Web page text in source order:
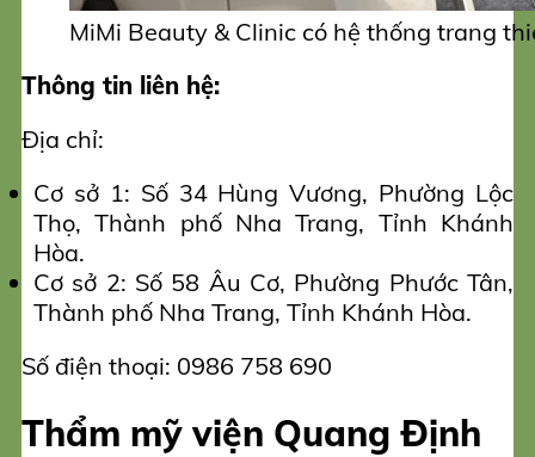
MiMi Beauty & Clinic có hệ thống trang
Thông tin liên hệ:
Địa chỉ:
Cơ sở 1: Số 34 Hùng Vương, Phường Lộc
Thọ, Thành phố Nha Trang, Tỉnh Khánh
Hòa.
Cơ sở 2: Số 58 Âu Cơ, Phường Phước Tân,
Thành phố Nha Trang, Tỉnh Khánh Hòa.
Số điện thoại: 0986 758 690
Thẩm mỹ viện Quang Định